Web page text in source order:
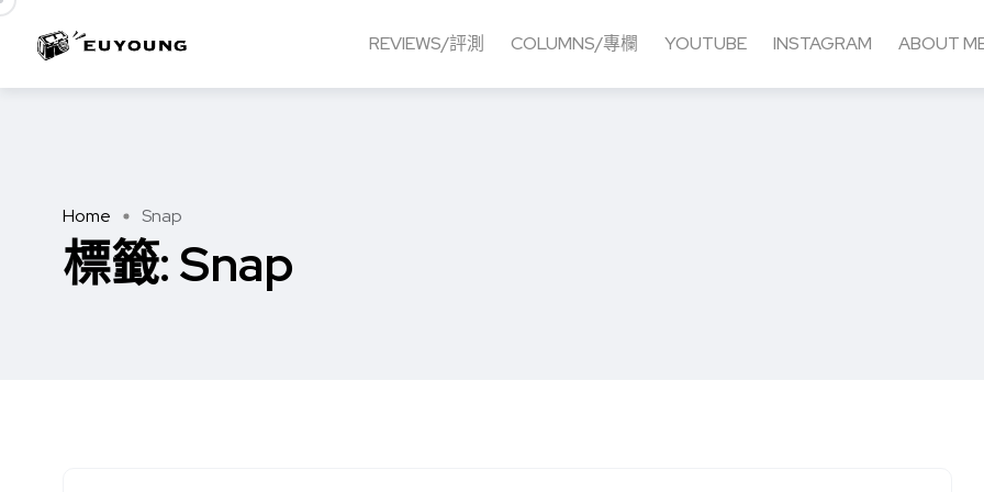
REVIEWS/評測 COLUMNS/專欄 YOUTUBE INSTAGRAM ABOUT
Home Snap
標籤:Snap